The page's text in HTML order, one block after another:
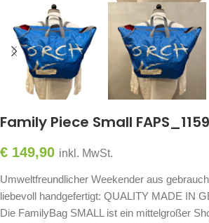
Family Piece Small FAPS_1159
€ 149,90 inkl. MwSt.
Umweltfreundlicher Weekender aus
liebevoll handgefertigt: QUALITY MADE IN
Die FamilyBag SMALL ist ein mittelgroßer